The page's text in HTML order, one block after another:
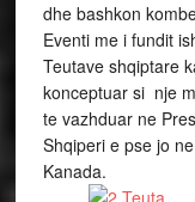
dhe bashkon
Eventi me i fundit
Teutave shqiptare
konceptuar si nje
te vazhduar ne
Shqiperi e pse jo
Kanada.